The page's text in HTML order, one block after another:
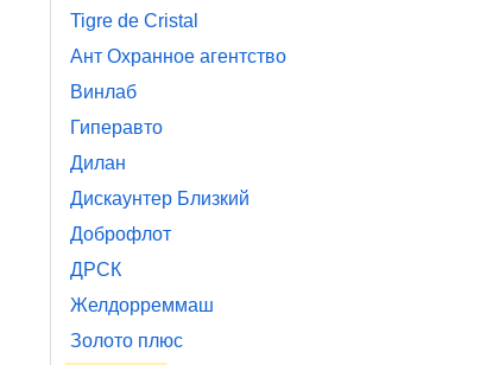
Tigre de Cristal
Ант Охранное агентство
Винлаб
Гиперавто
Дилан
Дискаунтер Близкий
Доброфлот
ДРСК
Желдорреммаш
Золото плюс